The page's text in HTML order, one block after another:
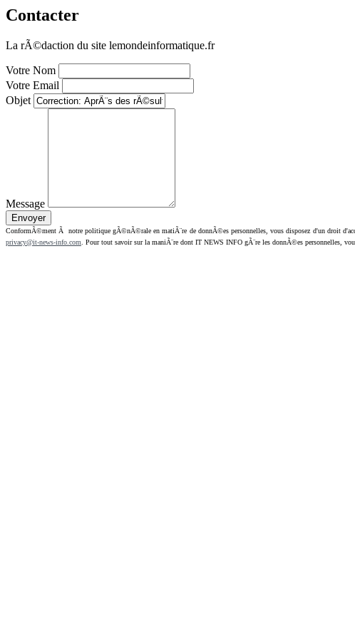
Contacter
La rÃ©daction du site lemondeinformatique.fr
Votre Nom
Votre Email
Objet
Message
ConformÃ©ment Ã notre politique gÃ©nÃ©rale en matiÃ¨re de donnÃ©es personnelles, vous disposez d'un droit
privacy@it-news-info.com . Pour tout savoir sur la maniÃ¨re dont IT NEWS INFO gÃ¨re les donnÃ©es personnelles,